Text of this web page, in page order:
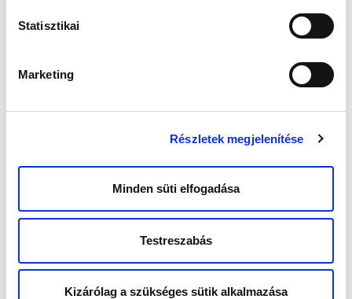
Statisztikai
Marketing
Részletek megjelenítése
Minden süti elfogadása
Testreszabás
Kizárólag a szükséges sütik alkalmazása
kiértékeljük a hímivarsejtek mozgását és alaki
felvétele, mely kiterjed az általános
szexuális aktivitásra, ill. kötelezően
Amennyiben ezek alapján szükséges, további
vizsgálatok válhatnak szükségessé, melyek
segítségével vizsgálható az esetleges
genetikai, fejlődéstani vagy például fertőzéses
Egy korrekt andrológiai szakvéleménynek
tartalmaznia kell a férfi nemzőképességének